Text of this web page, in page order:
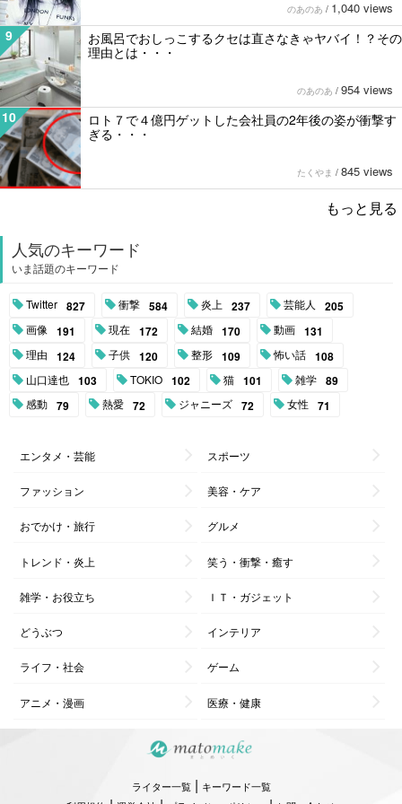
のあのあ / 1,040 views
9
お風呂でおしっこするクセは直さなきゃヤバイ！？その
理由とは・・・
のあのあ / 954 views
10
ロト７で４億円ゲットした会社員の2年後の姿が衝撃す
ぎる・・・
たくやま / 845 views
もっと見る
人気のキーワード
いま話題のキーワード
Twitter 827 衝撃 584 炎上 237 芸能人 205
画像 191 現在 172 結婚 170 動画 131
理由 124 子供 120 整形 109 怖い話 108
山口達也 103 TOKIO 102 猫 101 雑学 89
感動 79 熱愛 72 ジャニーズ 72 女性 71
エンタメ・芸能 スポーツ
ファッション 美容・ケア
おでかけ・旅行 グルメ
トレンド・炎上 笑う・衝撃・癒す
雑学・お役立ち ＩＴ・ガジェット
どうぶつ インテリア
ライフ・社会 ゲーム
アニメ・漫画 医療・健康
ライター一覧| キーワード一覧